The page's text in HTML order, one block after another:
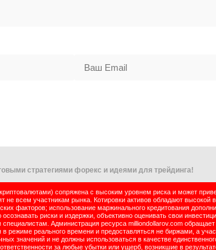
стратегиями форекс и идеями для трейдинга!
сопряжена с высоким уровнем риска и может
не всем участникам рынка. Котировки активов обладают высокой
факторов; использование маржинального кредитования
риски и издержки, объективно оценивать свои
Администрация ресурса milliondollarov.com
реального времени и предоставляться не биржами, а
значений и не должны использоваться в качестве
за любые убытки или ущерб, возникшие в